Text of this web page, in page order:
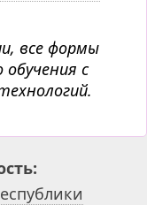
все формы
с